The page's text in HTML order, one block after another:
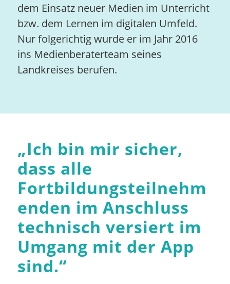
dem Einsatz neuer Medien im Unterricht
bzw. dem Lernen im digitalen Umfeld.
Nur folgerichtig wurde er im Jahr 2016
ins Medienberaterteam seines
Landkreises berufen.
„Ich bin mir sicher,
dass alle
Fortbildungsteilnehm
enden im Anschluss
technisch versiert im
Umgang mit der App
sind.“